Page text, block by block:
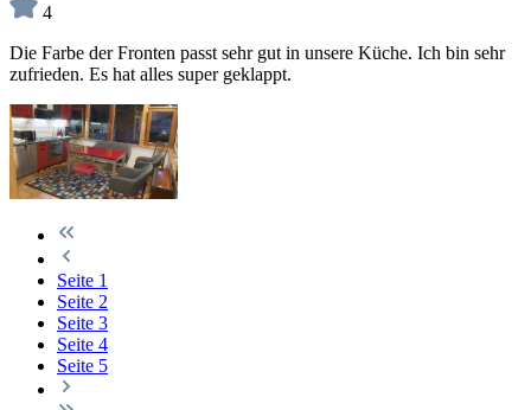
4
Die Farbe der Fronten passt sehr gut in unsere Küche. Ich bin sehr
zufrieden. Es hat alles super geklappt.
Seite 1
Seite 2
Seite 3
Seite 4
Seite 5